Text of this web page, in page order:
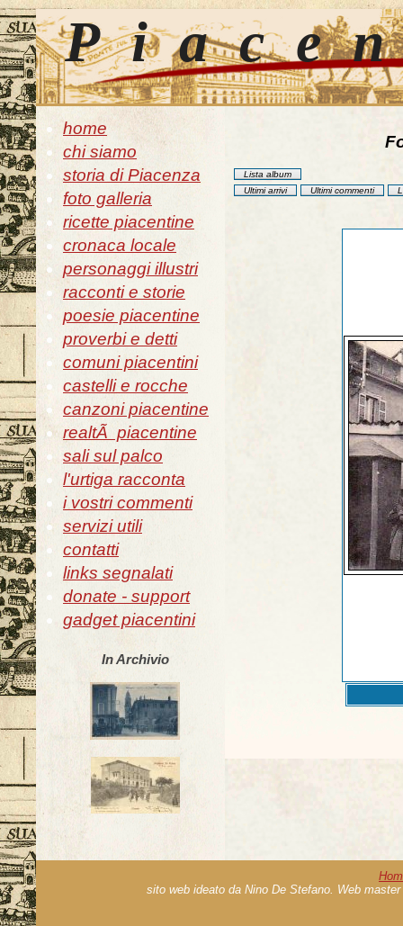
home
chi siamo
storia di Piacenza
foto galleria
ricette piacentine
cronaca locale
personaggi illustri
racconti e storie
poesie piacentine
proverbi e detti
comuni piacentini
castelli e rocche
canzoni piacentine
realtÃ piacentine
sali sul palco
l'urtiga racconta
i vostri commenti
servizi utili
contatti
links segnalati
donate - support
gadget piacentini
In Archivio
Lista album
Ultimi arrivi
Ultimi commenti
sito web ideato da Nino De Stefano. Web